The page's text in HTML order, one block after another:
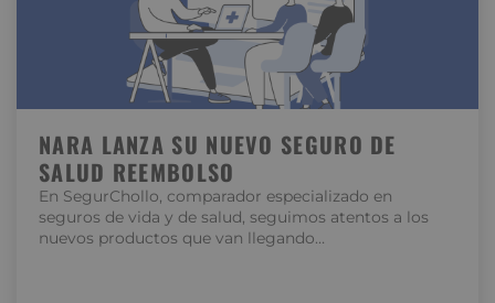
NARA LANZA SU NUEVO SEGURO DE
SALUD REEMBOLSO
En SegurChollo, comparador especializado en
seguros de vida y de salud, seguimos atentos a los
nuevos productos que van llegando…